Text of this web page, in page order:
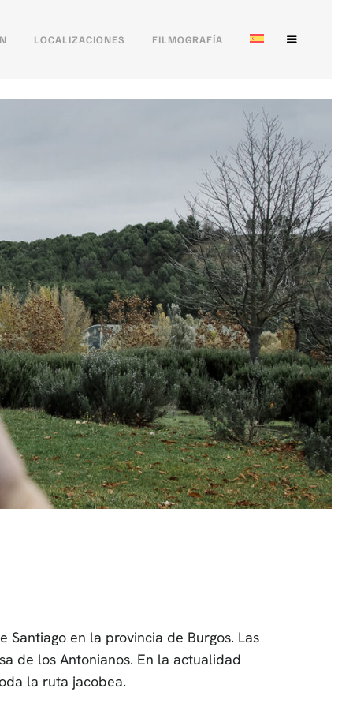
LOCALIZACIONES FILMOGRAFÍA
en la provincia de Burgos. Las
de los Antonianos. En la actualidad
la ruta jacobea.